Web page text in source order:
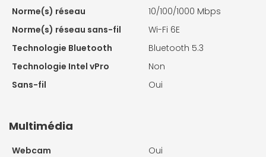
Norme(s) réseau
10/100/1000 Mbps
Norme(s) réseau sans-fil
Wi-Fi 6E
Technologie Bluetooth
Bluetooth 5.3
Technologie Intel vPro
Non
Sans-fil
Oui
Multimédia
Webcam
Oui